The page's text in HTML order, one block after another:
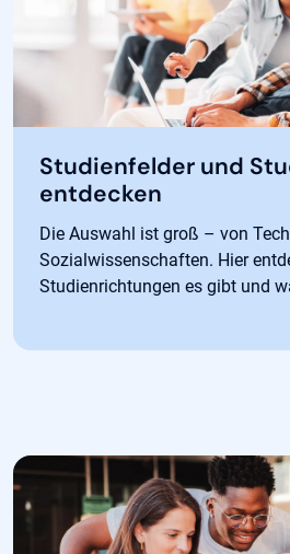
Studienfelder und
entdecken
Die Auswahl ist groß – von
Sozialwissenschaften. Hier
Studienrichtungen es gibt und